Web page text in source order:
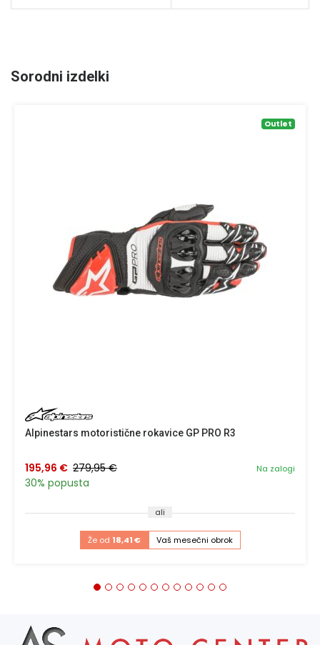
Sorodni izdelki
Outlet
Alpinestars motoristične rokavice GP PRO R3
Na zalogi
195,96 € 279,95 €
30% popusta
ali
Že od 18,41 € Vaš mesečni obrok